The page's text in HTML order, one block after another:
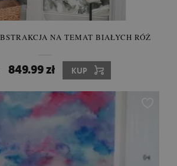
NA TEMAT BIAŁYCH RÓŻ
849.99 zł KUP